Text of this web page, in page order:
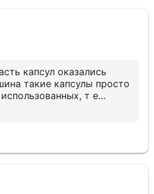
капсул оказались
такие капсулы просто
т е
Печально(